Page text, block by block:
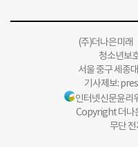
(주)더나은미
청소년보
서울 중구 세종
기사제보:
인터넷신문윤리
Copyright 더나
무단 전